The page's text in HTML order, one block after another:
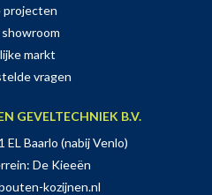
projecten
markt
vragen
GEVELTECHNIEK B.V.
EL Baarlo (nabij Venlo)
De Kieeën
kozijnen.nl